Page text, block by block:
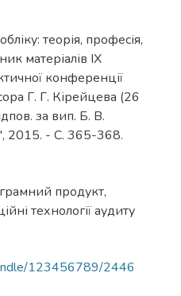
теорія, професія,
матеріалів IX
конференції
Г. Г. Кірейцева (26
за вип. Б. В.
2015. - С. 365-368.
продукт,
технології аудиту
123456789/2446